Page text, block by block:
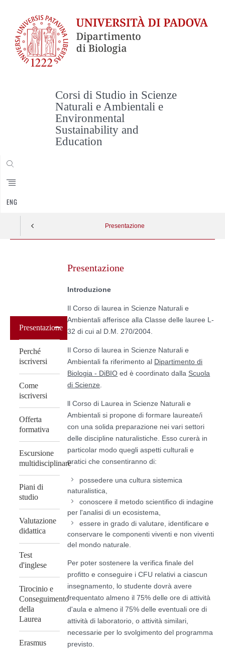
Corsi di Studio in Scienze
Naturali e Ambientali e
Environmental
Sustainability and
Education
ENG
Presentazione
Presentazione
Perché
iscriversi
Come
iscriversi
Offerta
formativa
Escursione
multidisciplinare
Piani di
studio
Valutazione
didattica
Test
d'inglese
Tirocinio e
Conseguimento
della
Laurea
Erasmus
content
Presentazione
Introduzione
Il Corso di laurea in Scienze Naturali e
Ambientali afferisce alla Classe delle lauree L-
32 di cui al D.M. 270/2004.
Il Corso di laurea in Scienze Naturali e
Ambientali fa riferimento al Dipartimento di
Biologia - DiBIO ed è coordinato dalla Scuola
di Scienze
ll Corso di Laurea in Scienze Naturali e
Ambientali si propone di formare laureate/i
con una solida preparazione nei vari settori
delle discipline naturalistiche. Esso curerà in
particolar modo quegli aspetti culturali e
pratici che consentiranno di:
possedere una cultura sistemica
naturalistica,
conoscere il metodo scientifico di indagine
per l'analisi di un ecosistema,
essere in grado di valutare, identificare e
conservare le componenti viventi e non viventi
del mondo naturale.
Per poter sostenere la verifica finale del
profitto e conseguire i CFU relativi a ciascun
insegnamento, lo studente dovrà avere
frequentato almeno il 75% delle ore di attività
d'aula e almeno il 75% delle eventuali ore di
attività di laboratorio, o attività similari,
necessarie per lo svolgimento del programma
previsto.